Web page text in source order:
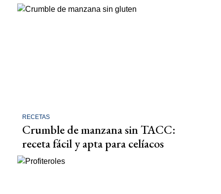
RECETAS
Crumble de manzana sin TACC:
receta fácil y apta para celíacos